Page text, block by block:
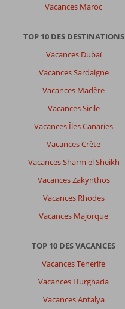
Vacances Maroc
TOP 10 DES DESTINATIONS
Vacances Dubaï
Vacances Sardaigne
Vacances Madère
Vacances Sicile
Vacances Îles Canaries
Vacances Crète
Vacances Sharm el Sheikh
Vacances Zakynthos
Vacances Rhodes
Vacances Majorque
TOP 10 DES VACANCES
Vacances Tenerife
Vacances Hurghada
Vacances Antalya